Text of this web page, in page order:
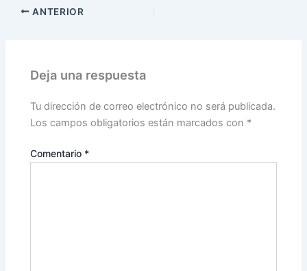
ANTERIOR
Deja una respuesta
Tu dirección de correo electrónico no será publicada.
Los campos obligatorios están marcados con *
Comentario *